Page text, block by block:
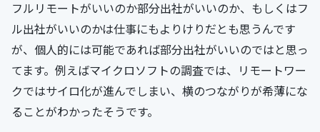
フルリモートがいいのか部分出社がいいのか、もしくはフ
ル出社がいいのかは仕事にもよりけりだとも思うんです
が、個人的には可能であれば部分出社がいいのではと思っ
てます。例えばマイクロソフトの調査では、リモートワー
クではサイロ化が進んでしまい、横のつながりが希薄にな
ることがわかったそうです。